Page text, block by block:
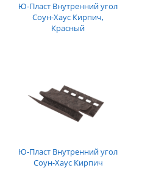
Ю-Пласт Внутренний угол
Соун-Хаус Кирпич,
Красный
Ю-Пласт Внутренний угол
Соун-Хаус Кирпич